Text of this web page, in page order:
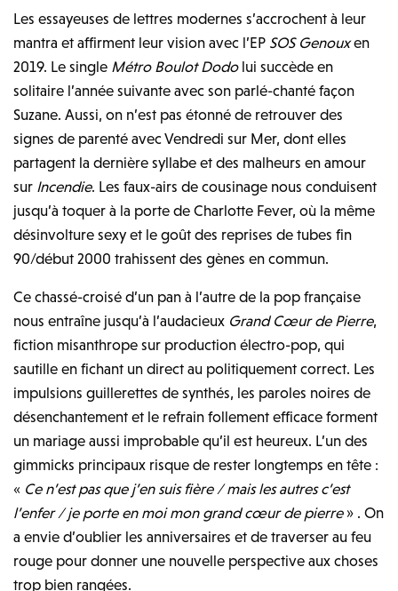
Les essayeuses de lettres modernes s’accrochent à leur
mantra et affirment leur vision avec l’EP SOS Genouxen
2019. Le single Métro Boulot Dodolui succède en
solitaire l’année suivante avec son parlé-chanté façon
Suzane. Aussi, on n’est pas étonné de retrouver des
signes de parenté avec Vendredi sur Mer, dont elles
partagent la dernière syllabe et des malheurs en amour
sur Incendie. Les faux-airs de cousinage nous conduisent
jusqu’à toquer à la porte de Charlotte Fever, où la même
désinvolture sexy et le goût des reprises de tubes fin
90/début 2000 trahissent des gènes en commun.
Ce chassé-croisé d’un pan à l’autre de la pop française
nous entraîne jusqu’à l’audacieux Grand Cœur de Pierre,
fiction misanthrope sur production électro-pop, qui
sautille en fichant un direct au politiquement correct. Les
impulsions guillerettes de synthés, les paroles noires de
désenchantement et le refrain follement efficace forment
un mariage aussi improbable qu’il est heureux. L’un des
gimmicks principaux risque de rester longtemps en tête :
« Ce n’est pas que j’en suis fière / mais les autres c’est
l’enfer / je porte en moi mon grand cœur de pierre» . On
a envie d’oublier les anniversaires et de traverser au feu
rouge pour donner une nouvelle perspective aux choses
trop bien rangées.